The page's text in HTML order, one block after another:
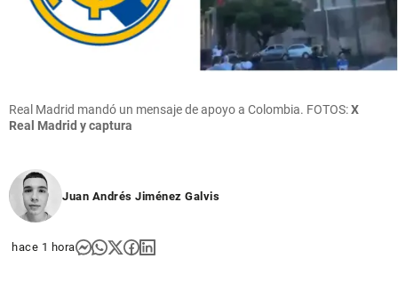
Real Madrid mandó un mensaje de apoyo a Colombia. FOTOS:X
Real Madrid y captura
Juan Andrés Jiménez Galvis
hace 1 hora